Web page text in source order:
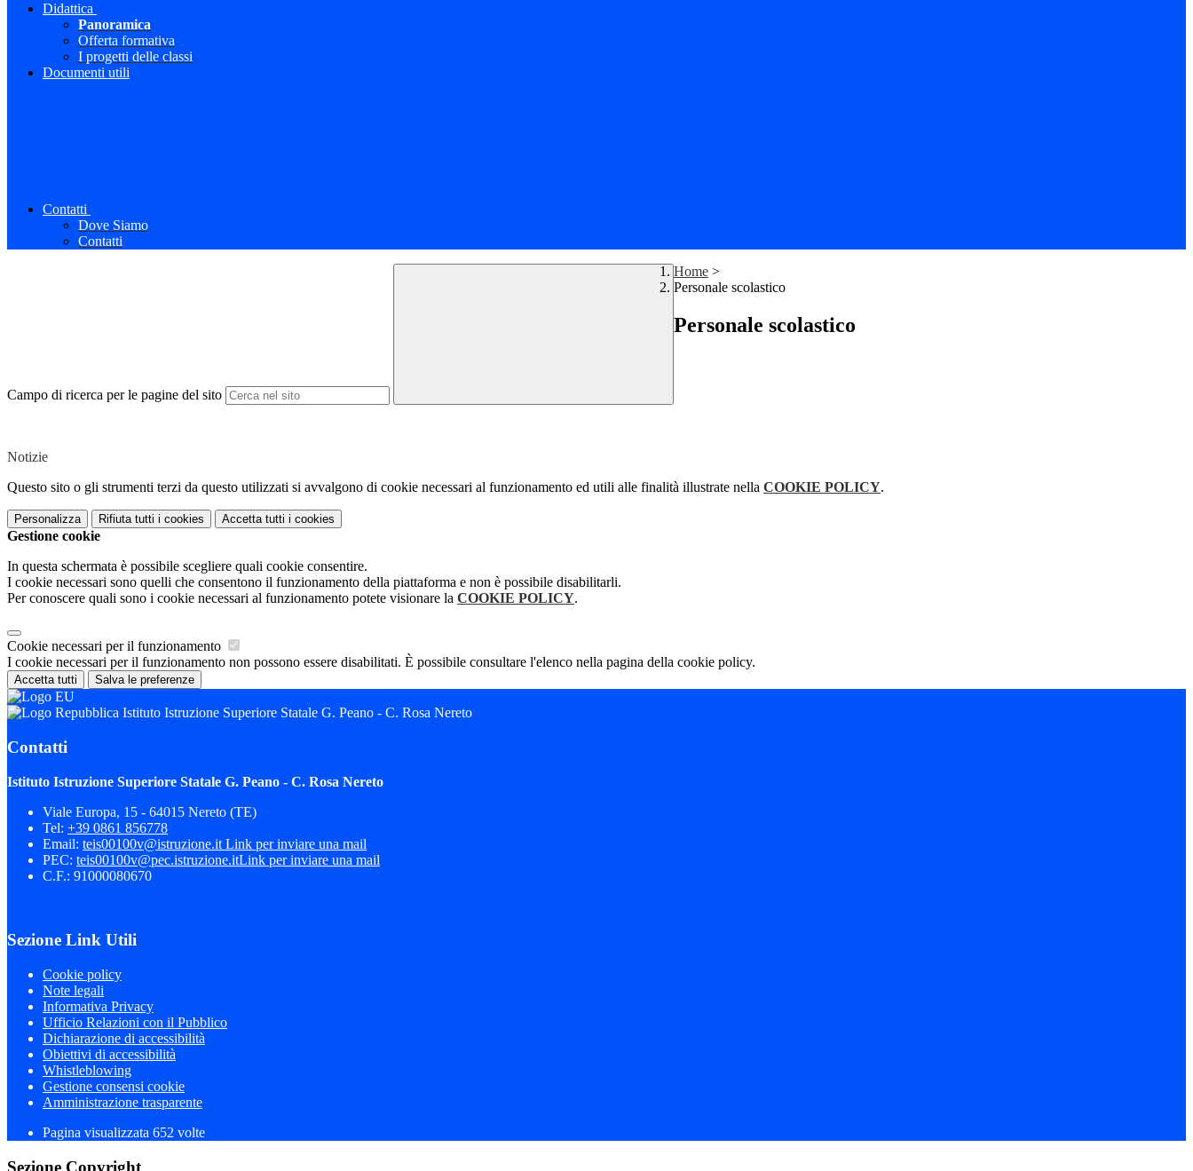
Didattica
Panoramica
Offerta formativa
I progetti delle classi
Documenti utili
Contatti
Dove Siamo
Contatti
Campo di ricerca per le pagine del sito
Home >
Personale scolastico
Personale scolastico
Notizie
Questo sito o gli strumenti terzi da questo utilizzati si avvalgono di cookie necessari al funzionamento ed utili alle finalità illustrate nella COOKIE POLICY.
Personalizza Rifiuta tutti i cookies Accetta tutti i cookies
Gestione cookie
In questa schermata è possibile scegliere quali cookie consentire.
I cookie necessari sono quelli che consentono il funzionamento della piattaforma e non è possibile disabilitarli.
Per conoscere quali sono i cookie necessari al funzionamento potete visionare la COOKIE POLICY.
Cookie necessari per il funzionamento
I cookie necessari per il funzionamento non possono essere disabilitati. È possibile consultare l'elenco nella pagina della cookie policy.
Accetta tutti Salva le preferenze
Istituto Istruzione Superiore Statale G. Peano - C. Rosa Nereto
Contatti
Istituto Istruzione Superiore Statale G. Peano - C. Rosa Nereto
Viale Europa, 15 - 64015 Nereto (TE)
Tel: +39 0861 856778
Email: teis00100v@istruzione.it Link per inviare una mail
PEC: teis00100v@pec.istruzione.itLink per inviare una mail
C.F.: 91000080670
Sezione Link Utili
Cookie policy
Note legali
Informativa Privacy
Ufficio Relazioni con il Pubblico
Dichiarazione di accessibilità
Obiettivi di accessibilità
Whistleblowing
Gestione consensi cookie
Amministrazione trasparente
Pagina visualizzata 652 volte
Sezione Copyright